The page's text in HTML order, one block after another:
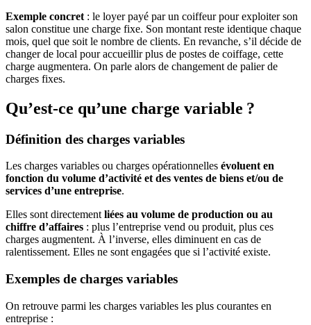
Exemple concret : le loyer payé par un coiffeur pour exploiter son
salon constitue une charge fixe. Son montant reste identique chaque
mois, quel que soit le nombre de clients. En revanche, s’il décide de
changer de local pour accueillir plus de postes de coiffage, cette
charge augmentera. On parle alors de changement de palier de
charges fixes.
Qu’est-ce qu’une charge variable ?
Définition des charges variables
Les charges variables ou charges opérationnelles évoluent en
fonction du volume d’activité et des ventes de biens et/ou de
services d’une entreprise.
Elles sont directement liées au volume de production ou au
chiffre d’affaires : plus l’entreprise vend ou produit, plus ces
charges augmentent. À l’inverse, elles diminuent en cas de
ralentissement. Elles ne sont engagées que si l’activité existe.
Exemples de charges variables
On retrouve parmi les charges variables les plus courantes en
entreprise :